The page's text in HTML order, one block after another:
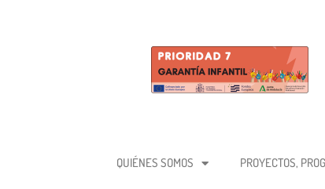
QUIÉNES SOMOS PROYECTOS,